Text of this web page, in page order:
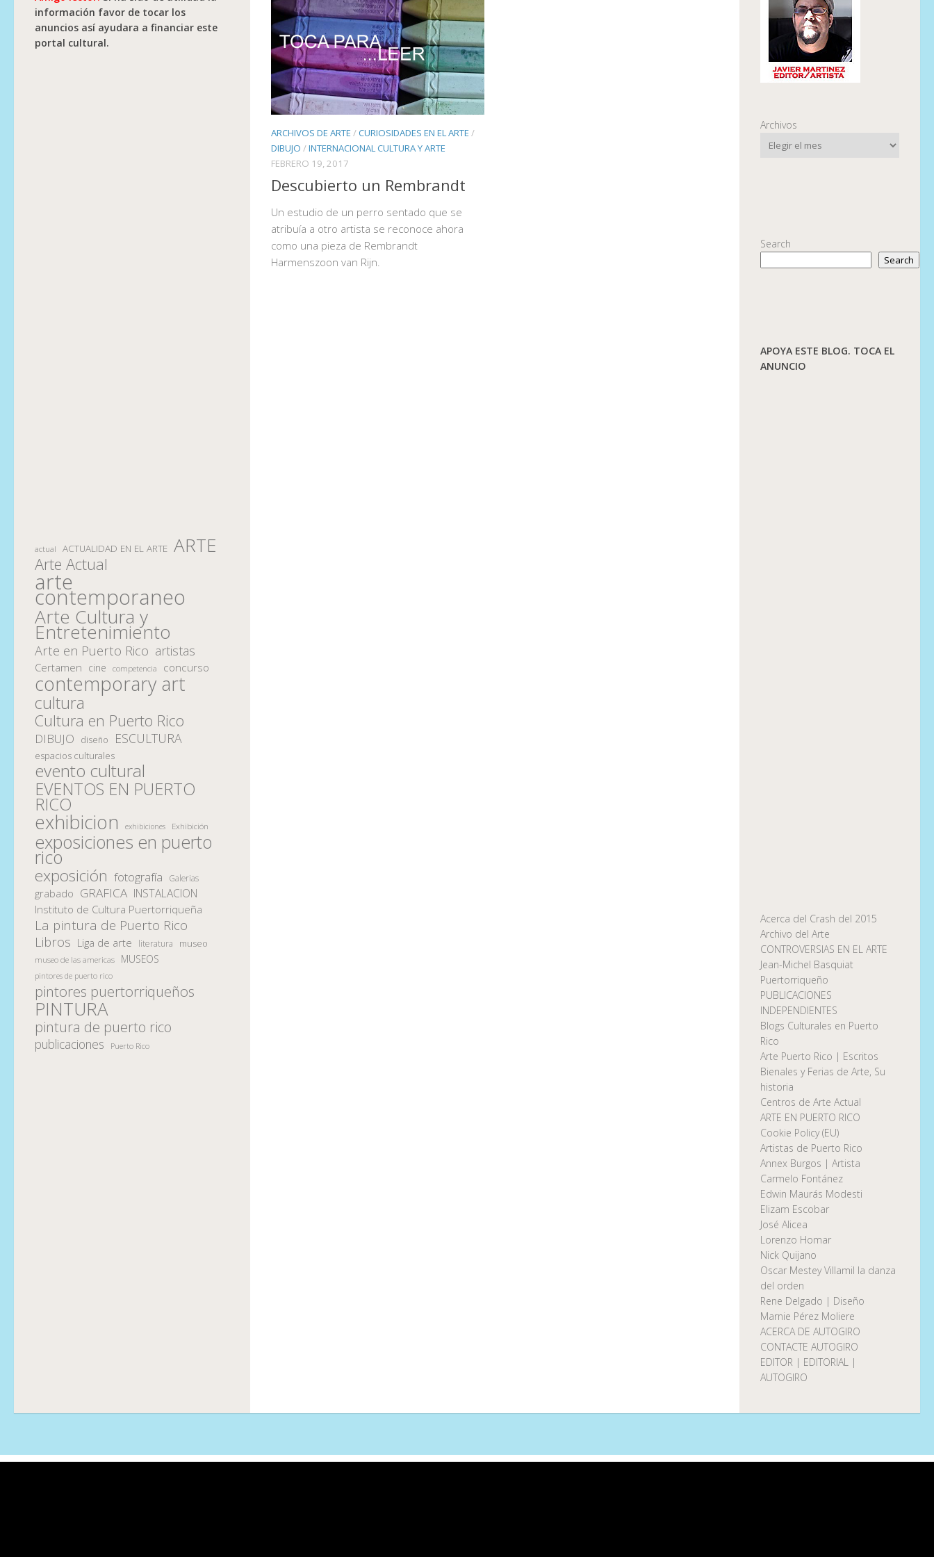
ARCHIVOS DE ARTE /CURIOSIDADES EN EL ARTE /
DIBUJO /INTERNACIONAL CULTURA Y ARTE
FEBRERO 19, 2017
Descubierto un Rembrandt
Un estudio de un perro sentado que se
atribuía a otro artista se reconoce ahora
como una pieza de Rembrandt
Harmenszoon van Rijn.
información favor de tocar los
anuncios así ayudara a financiar este
portal cultural.
actual ACTUALIDAD EN EL ARTE ARTE
Arte Actual
arte
contemporaneo
Arte Cultura y
Entretenimiento
Arte en Puerto Rico artistas
Certamen cine competencia concurso
contemporary art
cultura
Cultura en Puerto Rico
DIBUJO diseño ESCULTURA
espacios culturales
evento cultural
EVENTOS EN PUERTO
RICO
exhibicion exhibiciones Exhibición
exposiciones en puerto
rico
exposición fotografía Galerias
grabado GRAFICA INSTALACION
Instituto de Cultura Puertorriqueña
La pintura de Puerto Rico
Libros Liga de arte literatura museo
museo de las americas MUSEOS
pintores de puerto rico
pintores puertorriqueños
PINTURA
pintura de puerto rico
publicaciones Puerto Rico
Archivos
Search
Search
APOYA ESTE BLOG. TOCA EL
ANUNCIO
Acerca del Crash del 2015
Archivo del Arte
CONTROVERSIAS EN EL ARTE
Jean-Michel Basquiat
Puertorriqueño
PUBLICACIONES
INDEPENDIENTES
Blogs Culturales en Puerto
Rico
Arte Puerto Rico | Escritos
Bienales y Ferias de Arte, Su
historia
Centros de Arte Actual
ARTE EN PUERTO RICO
Cookie Policy (EU)
Artistas de Puerto Rico
Annex Burgos | Artista
Carmelo Fontánez
Edwin Maurás Modesti
Elizam Escobar
José Alicea
Lorenzo Homar
Nick Quijano
Oscar Mestey Villamil la danza
del orden
Rene Delgado | Diseño
Marnie Pérez Moliere
ACERCA DE AUTOGIRO
CONTACTE AUTOGIRO
EDITOR | EDITORIAL |
AUTOGIRO